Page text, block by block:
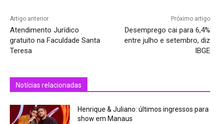
Artigo anterior
Atendimento Jurídico
gratuito na Faculdade Santa
Teresa
Próximo artigo
Desemprego cai para 6,4%
entre julho e setembro, diz
IBGE
Notícias relacionadas
Henrique & Juliano: últimos ingressos para
show em Manaus